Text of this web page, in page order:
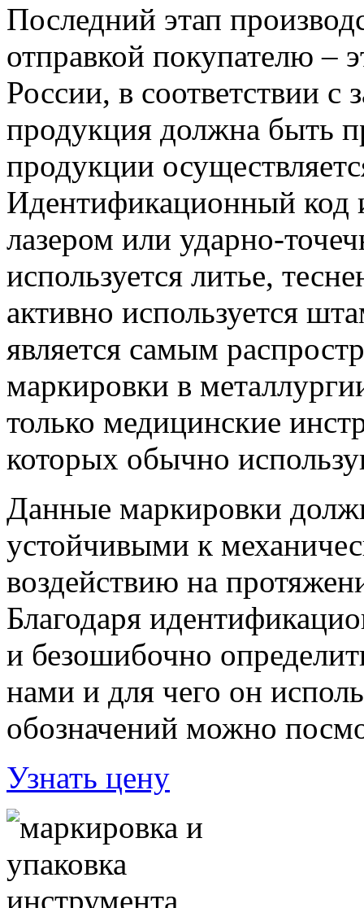
Последний этап
отправкой покупателю –
России, в соответствии с
продукция должна быть
продукции
Идентификационный код
лазером или ударно-
используется литье,
активно используется
является самым
маркировки в
только медицинские
которых обычно
Данные маркировки
устойчивыми к
воздействию на
Благодаря
и безошибочно
нами и для чего он
обозначений можно
Узнать цену